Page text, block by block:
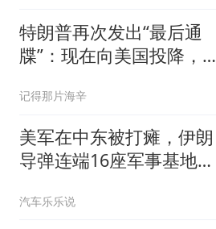
特朗普再次发出“最后通
牒”：现在向美国投降，是
记得那片海辛
美军在中东被打瘫，伊朗
导弹连端16座军事基地，
汽车乐乐说